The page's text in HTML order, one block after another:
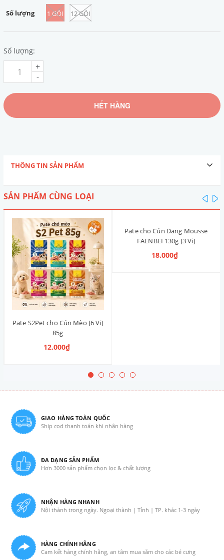
Số lượng 1 GÓI 12 GÓI
Số lượng:
-
+
HẾT HÀNG
THÔNG TIN SẢN PHẨM
SẢN PHẨM CÙNG LOẠI
Pate S2Pet cho Cún Mèo [6 Vị]
85g
12.000₫
Pate cho Cún Dạng Mousse
FAENBEI 130g [3 Vị]
18.000₫
GIAO HÀNG TOÀN QUỐC
Ship cod thanh toán khi nhận hàng
ĐA DẠNG SẢN PHẨM
Hơn 3000 sản phẩm chọn lọc & chất lượng
NHẬN HÀNG NHANH
Nội thành trong ngày. Ngoại thành | Tỉnh | TP. khác 1-3 ngày
HÀNG CHÍNH HÃNG
Cam kết hàng chính hãng, an tâm mua sắm cho các bé cưng